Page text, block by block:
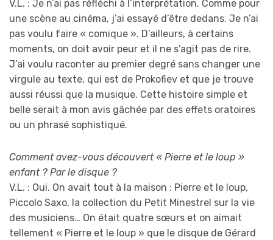
V.L. : Je n’ai pas réfléchi à l’interprétation. Comme pour
une scène au cinéma, j’ai essayé d’être dedans. Je n’ai
pas voulu faire « comique ». D’ailleurs, à certains
moments, on doit avoir peur et il ne s’agit pas de rire.
J’ai voulu raconter au premier degré sans changer une
virgule au texte, qui est de Prokofiev et que je trouve
aussi réussi que la musique. Cette histoire simple et
belle serait à mon avis gâchée par des effets oratoires
ou un phrasé sophistiqué.
Comment avez-vous découvert « Pierre et le loup »
enfant ? Par le disque ?
V.L. : Oui. On avait tout à la maison : Pierre et le loup,
Piccolo Saxo, la collection du Petit Minestrel sur la vie
des musiciens… On était quatre sœurs et on aimait
tellement « Pierre et le loup » que le disque de Gérard